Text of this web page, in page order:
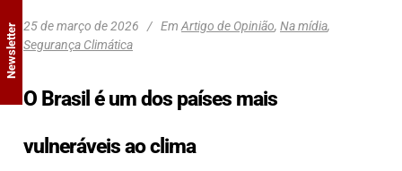
25 de março de 2026 Em Artigo de Opinião, Na mídia,
Segurança Climática
O Brasil é um dos países mais
vulneráveis ao clima
Newsletter